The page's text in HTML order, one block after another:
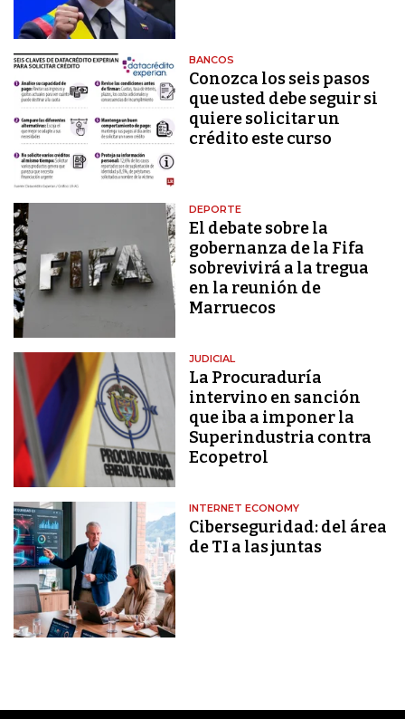
BANCOS
Conozca los seis pasos
que usted debe seguir si
quiere solicitar un
crédito este curso
DEPORTE
El debate sobre la
gobernanza de la Fifa
sobrevivirá a la tregua
en la reunión de
Marruecos
JUDICIAL
La Procuraduría
intervino en sanción
que iba a imponer la
Superindustria contra
Ecopetrol
INTERNET ECONOMY
Ciberseguridad: del área
de TI a las juntas